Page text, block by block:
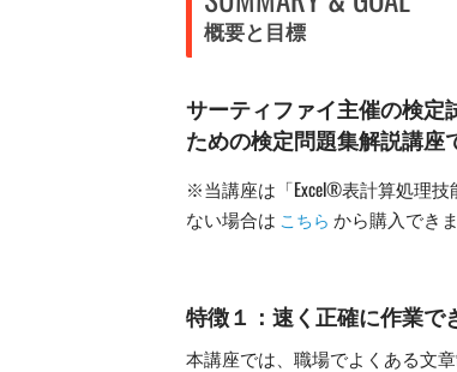
概要と目標
サーティファイ主催の検定
ための検定問題集解説講座
※当講座は「Excel®表計算処理
ない場合は こちら から購入できま
特徴１：速く正確に作業で
本講座では、職場でよくある文